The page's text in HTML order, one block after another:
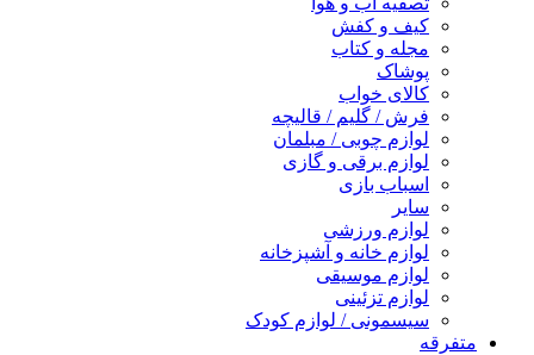
کیف و کفش
مجله و کتاب
پوشاک
کالای خواب
فرش / گلیم / قالیچه
لوازم چوبی / مبلمان
لوازم برقی و گازی
اسباب بازی
سایر
لوازم ورزشی
لوازم خانه و آشپزخانه
لوازم موسیقی
لوازم تزئینی
سیسمونی / لوازم کودک
متفرقه